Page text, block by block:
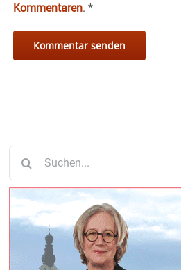
Kommentaren. *
nach: